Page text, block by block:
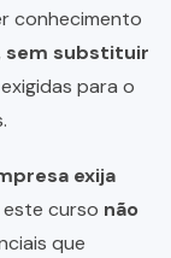
conhecimento
sem substituir
exigidas para o
exija
este curso não
que